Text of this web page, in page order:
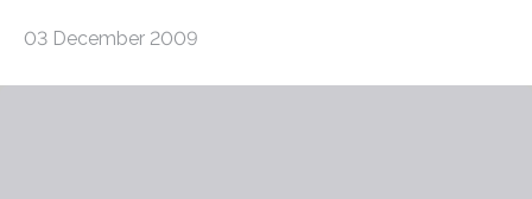
03 December 2009